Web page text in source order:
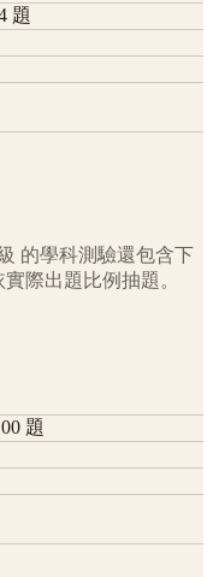
題
的學科測驗還包含下
際出題比例抽題。
題